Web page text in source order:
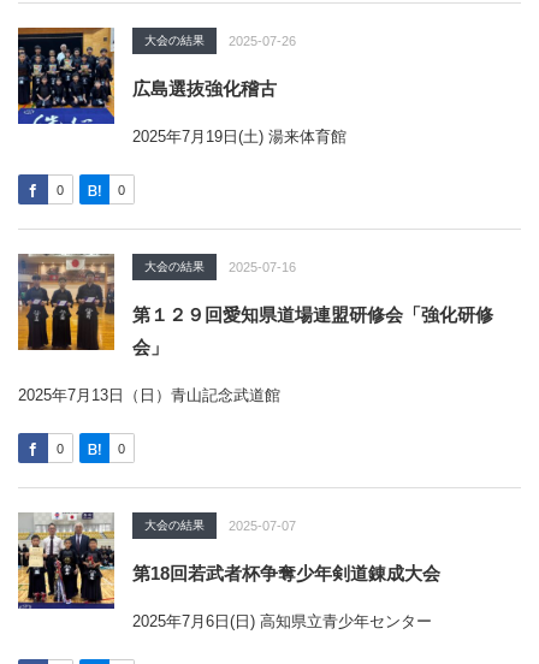
大会の結果 2025-07-26
広島選抜強化稽古
2025年7月19日(土) 湯来体育館
0 0
大会の結果 2025-07-16
第１２９回愛知県道場連盟研修会「強化研修
会」
2025年7月13日（日）青山記念武道館
0 0
大会の結果 2025-07-07
第18回若武者杯争奪少年剣道錬成大会
2025年7月6日(日) 高知県立青少年センター